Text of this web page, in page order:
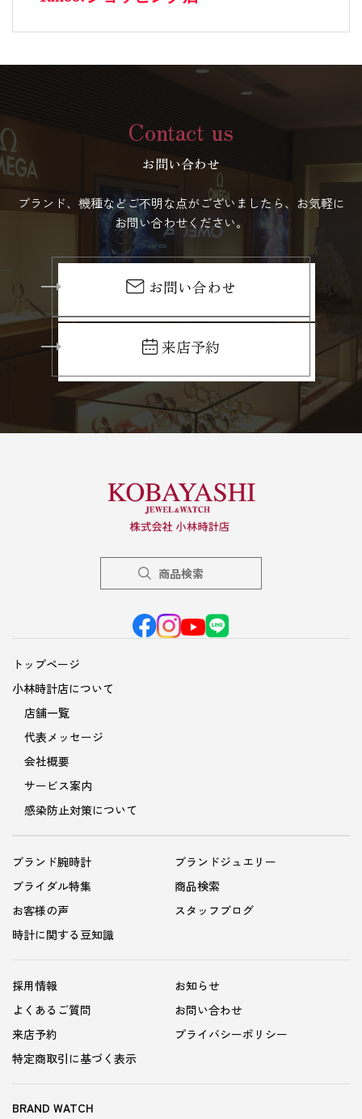
Contact us
お問い合わせ
ブランド、機種などご不明な点がございましたら、お気軽に
お問い合わせください。
お問い合わせ
来店予約
商品検索
トップページ
小林時計店について
店舗一覧
代表メッセージ
会社概要
サービス案内
感染防止対策について
ブランド腕時計
ブランドジュエリー
ブライダル特集
商品検索
お客様の声
スタッフブログ
時計に関する豆知識
採用情報
お知らせ
よくあるご質問
お問い合わせ
来店予約
プライバシーポリシー
特定商取引に基づく表示
BRAND WATCH